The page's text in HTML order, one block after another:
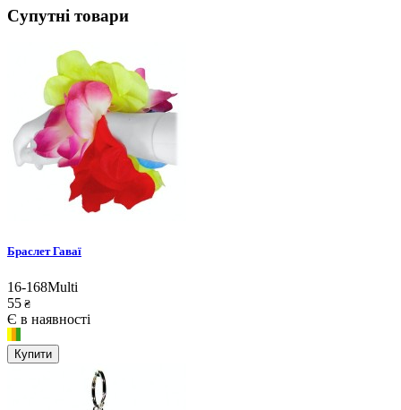
Супутні товари
Браслет Гаваї
16-168Multi
55 ₴
Є в наявності
Купити